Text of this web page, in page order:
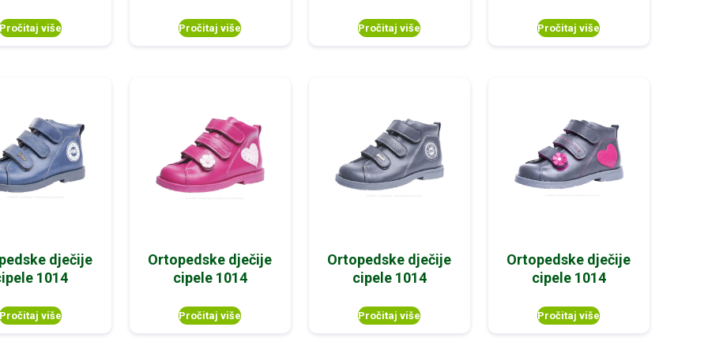
Pročitaj više Pročitaj više Pročitaj više Pročitaj više
dječije
1014
Pročitaj više
Ortopedske dječije
cipele 1014
Pročitaj više
Ortopedske dječije
cipele 1014
Pročitaj više
Ortopedske dječije
cipele 1014
Pročitaj više